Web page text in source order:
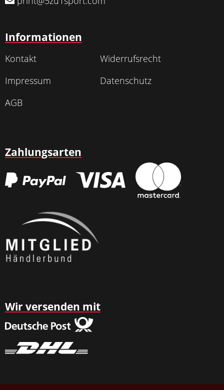
Informationen
Kontakt
Widerrufsrecht
Impressum
Datenschutz
AGB
Zahlungsarten
Wir versenden mit